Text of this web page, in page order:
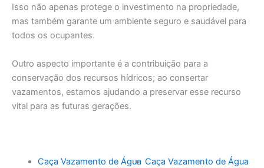
Isso não apenas protege o investimento na propriedade,
mas também garante um ambiente seguro e saudável para
todos os ocupantes.
Outro aspecto importante é a contribuição para a
conservação dos recursos hídricos; ao consertar
vazamentos, estamos ajudando a preservar esse recurso
vital para as futuras gerações.
Caça Vazamento de Água Caça Vazamento de Água